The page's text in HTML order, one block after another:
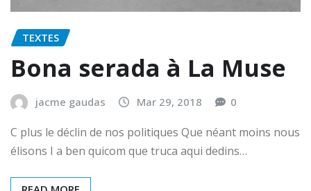
TEXTES
Bona serada à La Muse
jacme gaudas Mar 29, 2018 0
C plus le déclin de nos politiques Que néant moins nous
élisons I a ben quicom que truca aqui dedins…